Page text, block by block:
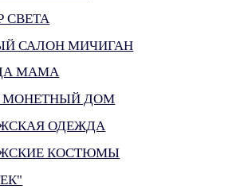
СВЕТА
САЛОН МИЧИГАН
МАМА
МОНЕТНЫЙ ДОМ
ОДЕЖДА
КОСТЮМЫ